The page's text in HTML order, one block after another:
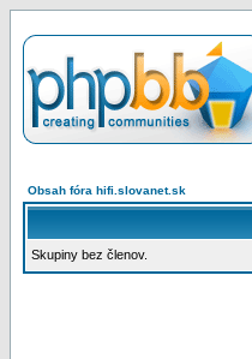
Obsah fóra hifi.slovanet.sk
Skupiny bez členov.